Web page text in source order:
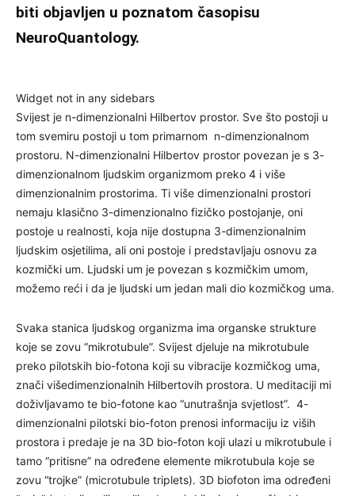
biti objavljen u poznatom časopisu
NeuroQuantology.
Widget not in any sidebars
Svijest je n-dimenzionalni Hilbertov prostor. Sve što postoji u
tom svemiru postoji u tom primarnom n-dimenzionalnom
prostoru. N-dimenzionalni Hilbertov prostor povezan je s 3-
dimenzionalnom ljudskim organizmom preko 4 i više
dimenzionalnim prostorima. Ti više dimenzionalni prostori
nemaju klasično 3-dimenzionalno fizičko postojanje, oni
postoje u realnosti, koja nije dostupna 3-dimenzionalnim
ljudskim osjetilima, ali oni postoje i predstavljaju osnovu za
kozmički um. Ljudski um je povezan s kozmičkim umom,
možemo reći i da je ljudski um jedan mali dio kozmičkog uma.
Svaka stanica ljudskog organizma ima organske strukture
koje se zovu “mikrotubule”. Svijest djeluje na mikrotubule
preko pilotskih bio-fotona koji su vibracije kozmičkog uma,
znači višedimenzionalnih Hilbertovih prostora. U meditaciji mi
doživljavamo te bio-fotone kao “unutrašnja svjetlost”. 4-
dimenzionalni pilotski bio-foton prenosi informaciju iz viših
prostora i predaje je na 3D bio-foton koji ulazi u mikrotubule i
tamo “pritisne” na određene elemente mikrotubula koje se
zovu “trojke” (microtubule triplets). 3D biofoton ima određeni